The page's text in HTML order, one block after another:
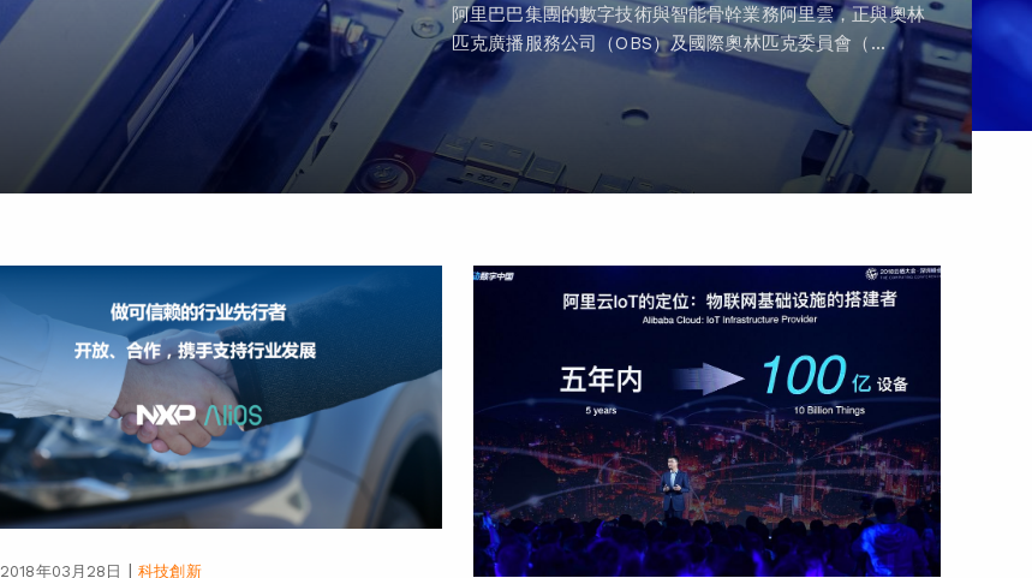
阿里巴巴集團的數字技術與智能骨幹業務阿里雲，正與奧林
匹克廣播服務公司（OBS）及國際奧林匹克委員會（...
2018年03月28日 | 科技創新